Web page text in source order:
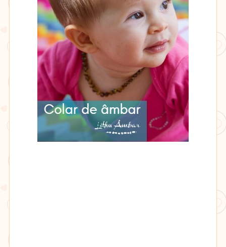
âmbar